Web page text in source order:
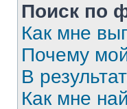
Поиск по
Как мне
Почему
В
Как мне